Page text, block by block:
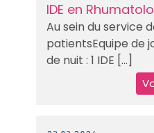
IDE en
Au sein du service
patientsEquipe de
de nuit : 1 IDE [...]